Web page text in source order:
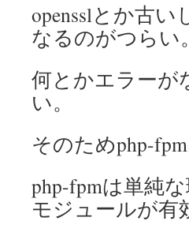
opensslとか古
なるのがつらい。
何とかエラーが
い。
そのためphp-
php-fpmは単純
モジュールが有